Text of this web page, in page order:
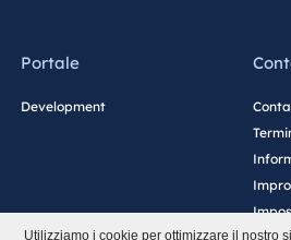
Utilizziamo i cookie per ottimizzare il nostro
Portale
Development